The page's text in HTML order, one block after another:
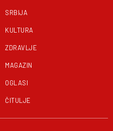
SRBIJA
KULTURA
ZDRAVLJE
MAGAZIN
OGLASI
ČITULJE